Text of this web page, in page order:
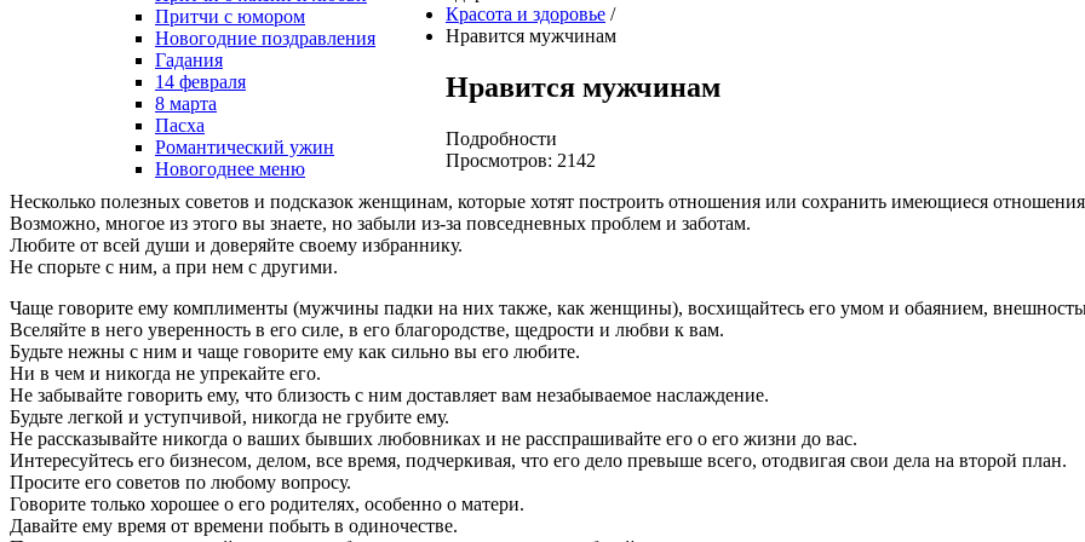
Притчи с юмором
Новогодние поздравления
Гадания
14 февраля
8 марта
Пасха
Романтический ужин
Новогоднее меню
Красота и здоровье /
Нравится мужчинам
Нравится мужчинам
Подробности
Просмотров: 2142
Несколько полезных советов и подсказок женщинам, которые хотят построить отношения или сохранить имеющиеся
Возможно, многое из этого вы знаете, но забыли из-за повседневных проблем и заботам.
Любите от всей души и доверяйте своему избраннику.
Не спорьте с ним, а при нем с другими.
Чаще говорите ему комплименты (мужчины падки на них также, как женщины), восхищайтесь его умом и обаянием,
Вселяйте в него уверенность в его силе, в его благородстве, щедрости и любви к вам.
Будьте нежны с ним и чаще говорите ему как сильно вы его любите.
Ни в чем и никогда не упрекайте его.
Не забывайте говорить ему, что близость с ним доставляет вам незабываемое наслаждение.
Будьте легкой и уступчивой, никогда не грубите ему.
Не рассказывайте никогда о ваших бывших любовниках и не расспрашивайте его о его жизни до вас.
Интересуйтесь его бизнесом, делом, все время, подчеркивая, что его дело превыше всего, отодвигая свои дела на второй план.
Просите его советов по любому вопросу.
Говорите только хорошее о его родителях, особенно о матери.
Давайте ему время от времени побыть в одиночестве.